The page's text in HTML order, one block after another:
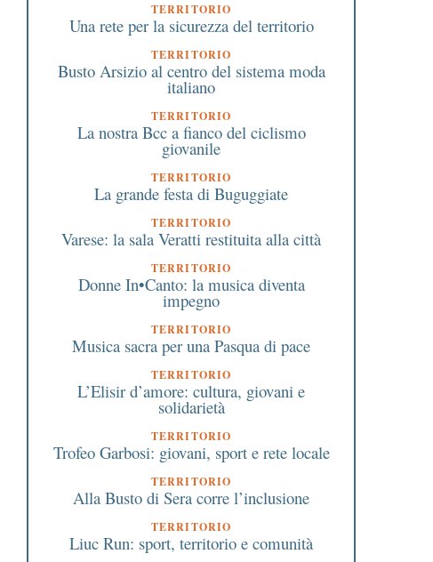
TERRITORIO
Una rete per la sicurezza del territorio
TERRITORIO
Busto Arsizio al centro del sistema moda
italiano
TERRITORIO
La nostra Bcc a fianco del ciclismo
giovanile
TERRITORIO
La grande festa di Buguggiate
TERRITORIO
Varese: la sala Veratti restituita alla città
TERRITORIO
Donne In•Canto: la musica diventa
impegno
TERRITORIO
Musica sacra per una Pasqua di pace
TERRITORIO
L’Elisir d’amore: cultura, giovani e
solidarietà
TERRITORIO
Trofeo Garbosi: giovani, sport e rete locale
TERRITORIO
Alla Busto di Sera corre l’inclusione
TERRITORIO
Liuc Run: sport, territorio e comunità